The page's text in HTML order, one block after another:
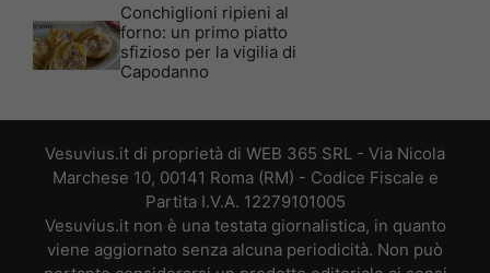
Conchiglioni ripieni al
forno: un primo piatto
sfizioso per la vigilia di
Capodanno
Vesuvius.it di proprietà di WEB 365 SRL - Via Nicola
Marchese 10, 00141 Roma (RM) - Codice Fiscale e
Partita I.V.A. 12279101005
Vesuvius.it non è una testata giornalistica, in quanto
viene aggiornato senza alcuna periodicità. Non può